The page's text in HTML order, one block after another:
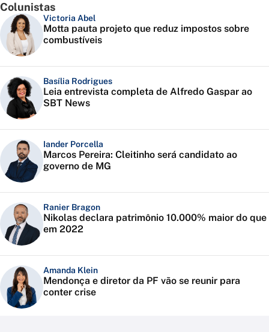
Colunistas
Victoria Abel
Motta pauta projeto que reduz impostos sobre
combustíveis
Basília Rodrigues
Leia entrevista completa de Alfredo Gaspar ao
SBT News
Iander Porcella
Marcos Pereira: Cleitinho será candidato ao
governo de MG
Ranier Bragon
Nikolas declara patrimônio 10.000% maior do que
em 2022
Amanda Klein
Mendonça e diretor da PF vão se reunir para
conter crise